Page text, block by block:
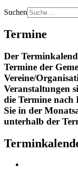
Suchen
Termine
Der
Termine der
Vereine/
Veranstaltungen
die Termine
Sie in der
unterhalb der